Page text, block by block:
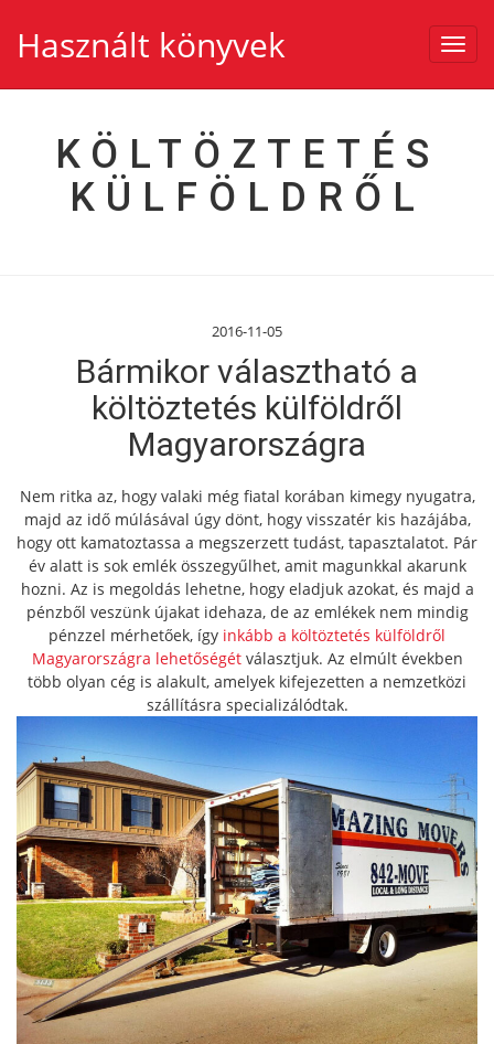
Használt könyvek
KÖLTÖZTETÉS
KÜLFÖLDRŐL
2016-11-05
Bármikor választható a
költöztetés külföldről
Magyarországra
Nem ritka az, hogy valaki még fiatal korában kimegy nyugatra,
majd az idő múlásával úgy dönt, hogy visszatér kis hazájába,
hogy ott kamatoztassa a megszerzett tudást, tapasztalatot. Pár
év alatt is sok emlék összegyűlhet, amit magunkkal akarunk
hozni. Az is megoldás lehetne, hogy eladjuk azokat, és majd a
pénzből veszünk újakat idehaza, de az emlékek nem mindig
pénzzel mérhetőek, így inkább a költöztetés külföldről
Magyarországra lehetőségétválasztjuk. Az elmúlt években
több olyan cég is alakult, amelyek kifejezetten a nemzetközi
szállításra specializálódtak.